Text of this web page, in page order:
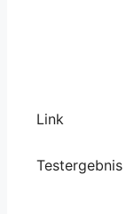
Link
Testergebnis